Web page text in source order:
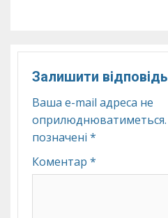
Залишити відповідь
Ваша e-mail адреса не
оприлюднюватиметься.
позначені *
Коментар *